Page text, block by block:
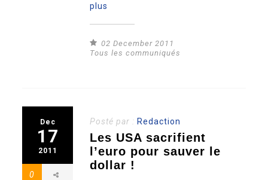
plus
02 December 2011
Tous les communiqués
Dec
17
2011
0
Posté par : Redaction
Les USA sacrifient
l’euro pour sauver le
dollar !